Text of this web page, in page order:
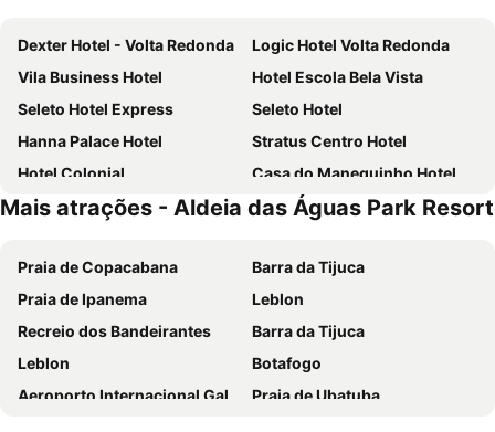
Dexter Hotel - Volta Redonda
Logic Hotel Volta Redonda
Vila Business Hotel
Hotel Escola Bela Vista
Seleto Hotel Express
Seleto Hotel
Hanna Palace Hotel
Stratus Centro Hotel
Hotel Colonial
Casa do Manequinho Hotel e Restaurante
Pousada Das Camelias
Pousada das Bromélias
Lemes Hotel
Mais atrações - Aldeia das Águas Park Resort
Praia de Copacabana
Barra da Tijuca
Praia de Ipanema
Leblon
Recreio dos Bandeirantes
Barra da Tijuca
Leblon
Botafogo
Aeroporto Internacional Galeão - Antônio Carlos Jobim
Praia de Ubatuba